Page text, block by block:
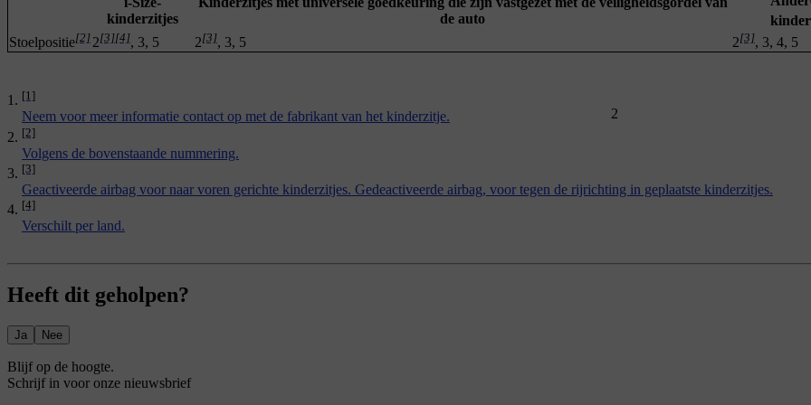
2
kinderzitjes
de auto
Stoelpositie[2]2[3][4], 3, 5 2[3], 3, 5 2[3], 3, 4, 5
[1]
Neem voor meer informatie contact op met de fabrikant van het kinderzitje.
[2]
Volgens de bovenstaande nummering.
[3]
Geactiveerde airbag voor naar voren gerichte kinderzitjes. Gedeactiveerde airbag, voor tegen de rijrichting in geplaatste kinderzitjes.
[4]
Verschilt per land.
Heeft dit geholpen?
Ja Nee